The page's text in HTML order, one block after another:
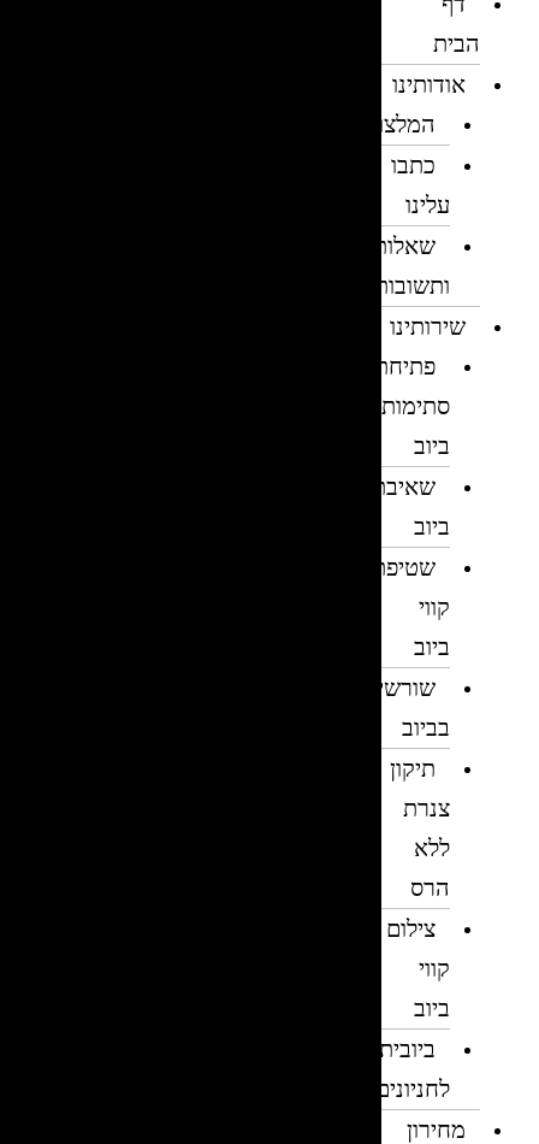
הבית
אודותינו
המלצות
כתבו
עלינו
שאלות
ותשובות
שירותינו
פתיחת
סתימות
ביוב
שאיבת
ביוב
שטיפת
קווי
ביוב
שורשים
בביוב
תיקון
צנרת
ללא
הרס
צילום
קווי
ביוב
ביובית
לחניונים
מחירון